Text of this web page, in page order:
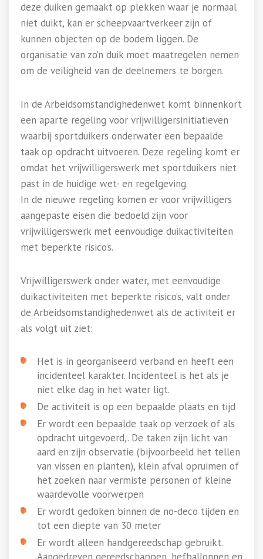
deze duiken gemaakt op plekken waar je normaal
niet duikt, kan er scheepvaartverkeer zijn of
kunnen objecten op de bodem liggen. De
organisatie van zo’n duik moet maatregelen nemen
om de veiligheid van de deelnemers te borgen.
In de Arbeidsomstandighedenwet komt binnenkort
een aparte regeling voor vrijwilligersinitiatieven
waarbij sportduikers onderwater een bepaalde
taak op opdracht uitvoeren. Deze regeling komt er
omdat het vrijwilligerswerk met sportduikers niet
past in de huidige wet- en regelgeving.
In de nieuwe regeling komen er voor vrijwilligers
aangepaste eisen die bedoeld zijn voor
vrijwilligerswerk met eenvoudige duikactiviteiten
met beperkte risico’s.
Vrijwilligerswerk onder water, met eenvoudige
duikactiviteiten met beperkte risico’s, valt onder
de Arbeidsomstandighedenwet als de activiteit er
als volgt uit ziet:
Het is in georganiseerd verband en heeft een
incidenteel karakter. Incidenteel is het als je
niet elke dag in het water ligt.
De activiteit is op een bepaalde plaats en tijd
Er wordt een bepaalde taak op verzoek of als
opdracht uitgevoerd,. De taken zijn licht van
aard en zijn observatie (bijvoorbeeld het tellen
van vissen en planten), klein afval opruimen of
het zoeken naar vermiste personen of kleine
waardevolle voorwerpen
Er wordt gedoken binnen de no-deco tijden en
tot een diepte van 30 meter
Er wordt alleen handgereedschap gebruikt.